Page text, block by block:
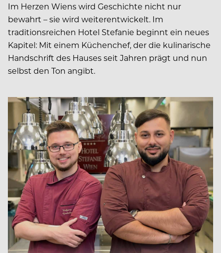
Im Herzen Wiens wird Geschichte nicht nur
bewahrt – sie wird weiterentwickelt. Im
traditionsreichen Hotel Stefanie beginnt ein neues
Kapitel: Mit einem Küchenchef, der die kulinarische
Handschrift des Hauses seit Jahren prägt und nun
selbst den Ton angibt.